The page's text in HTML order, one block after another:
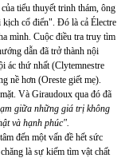
tiểu thuyết trinh thám, ông
kịch cổ điển". Đó là cả Électre
mình. Cuộc điều tra truy tìm
dẫn đã trở thành nội
ác thứ nhất (Clytemnestre
nề hơn (Oreste giết mẹ).
Và Giraudoux qua đó đã
giữa những giá trị không
và hạnh phúc".
đến một vấn đề hết sức
là sự kiếm tìm vật chất